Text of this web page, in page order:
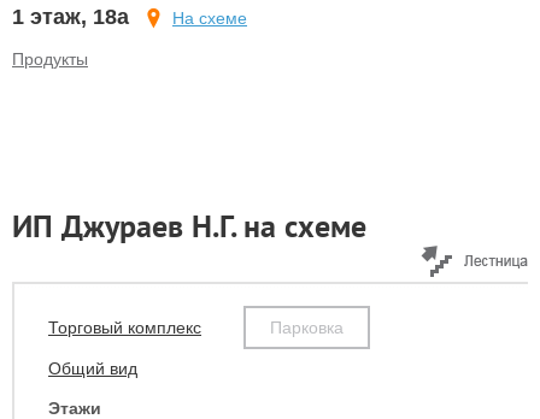
1 этаж, 18а На схеме
Продукты
ИП Джураев Н.Г. на схеме
Торговый комплекс Парковка
Общий вид
Этажи